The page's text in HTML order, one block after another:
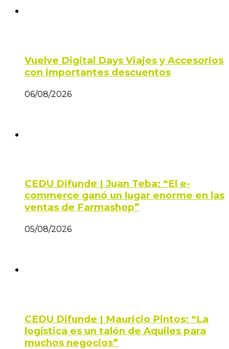
Vuelve Digital Days Viajes y Accesorios
con importantes descuentos
06/08/2026
CEDU Difunde | Juan Teba: “El e-
commerce ganó un lugar enorme en las
ventas de Farmashop”
05/08/2026
CEDU Difunde | Mauricio Pintos: “La
logística es un talón de Aquiles para
muchos negocios”